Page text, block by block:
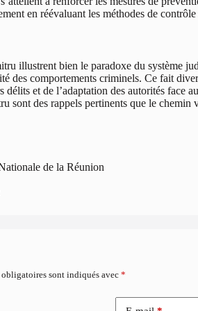
en réévaluant les méthodes de
illustrent bien le paradoxe du système
des comportements criminels. Ce fait
et de l’adaptation des autorités face
sont des rappels pertinents que le chemin
de la Réunion
obligatoires sont indiqués avec *